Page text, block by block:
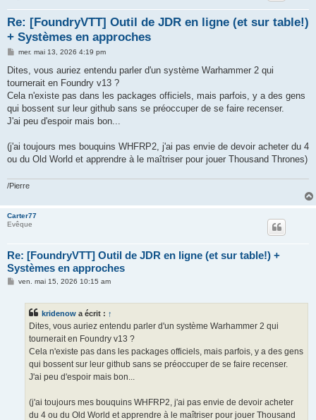
Re: [FoundryVTT] Outil de JDR en ligne (et sur table!)
+ Systèmes en approches
M
s
a
g
mer. mai 13, 2026 4:19 pm
Dites, vous auriez entendu parler d'un système Warhammer 2 qui
tournerait en Foundry v13 ?
Cela n'existe pas dans les packages officiels, mais parfois, y a des gens
qui bossent sur leur github sans se préoccuper de se faire recenser.
J'ai peu d'espoir mais bon...
(j'ai toujours mes bouquins WHFRP2, j'ai pas envie de devoir acheter du 4
ou du Old World et apprendre à le maîtriser pour jouer Thousand Thrones)
/Pierre
Carter77
Evêque
Re: [FoundryVTT] Outil de JDR en ligne (et sur table!) +
Systèmes en approches
Mven. mai 15, 2026 10:15 am
kridenow a écrit : ↑
Dites, vous auriez entendu parler d'un système Warhammer 2 qui
tournerait en Foundry v13 ?
Cela n'existe pas dans les packages officiels, mais parfois, y a des gens
qui bossent sur leur github sans se préoccuper de se faire recenser.
J'ai peu d'espoir mais bon...
(j'ai toujours mes bouquins WHFRP2, j'ai pas envie de devoir acheter
du 4 ou du Old World et apprendre à le maîtriser pour jouer Thousand